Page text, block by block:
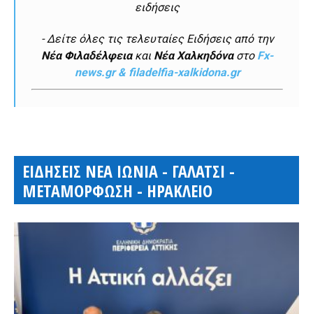
ειδήσεις
- Δείτε όλες τις τελευταίες Ειδήσεις από την
Νέα Φιλαδέλφειακαι Νέα Χαλκηδόναστο Fx-
news.gr & filadelfia-xalkidona.gr
ΕΙΔΗΣΕΙΣ ΝΕΑ ΙΩΝΙΑ - ΓΑΛΑΤΣΙ -
ΜΕΤΑΜΟΡΦΩΣΗ - ΗΡΑΚΛΕΙΟ